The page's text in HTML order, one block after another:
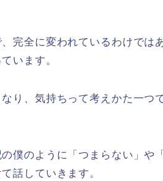
完全に変われているわけでは
います。
り、気持ちって考えかた一つ
僕のように「つまらない」や
話していきます。